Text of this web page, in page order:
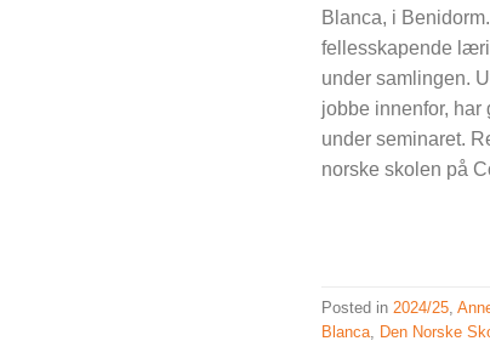
Blanca, i
fellesskapende
under samlingen.
jobbe innenfor, har
under seminaret.
norske skolen på
Posted in 2024/25 ,
Blanca Den Norske